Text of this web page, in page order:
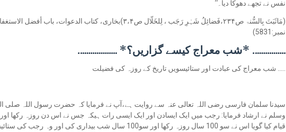
نفس نے تجھے دھوکا دیا۔‘‘
(مَاثَبَتَ بِالسُّنۃ ص۲۳۴،فَضائِلُ شَہْرِ رَجَب ، لِلخَلّال ص۳،۴)بخاری، کتاب الدعوات، باب
نمبر:5831)
................ *شب معراج کیسے گزاریں؟* ...................
..... شب معراج کی عبادت اور ستائیسویں تاریخ کے روزہ کی فضیلت
سیدنا سلمان فارسی رضی اللہ تعالی عنہ سے روایت ہے،آپ نے فرمایا کہ حضرت رسول اللہ صلی
وسلم نے ارشاد فرمایا: رجب میں ایک ایسادن اور ایک ایسی رات ہیکہ جس نے اس دن روزہ رکھا
قیام کیا گویا اس نے سو 100 سال روزہ رکھا اور سو100 سال شب بیداری کی اور وہ